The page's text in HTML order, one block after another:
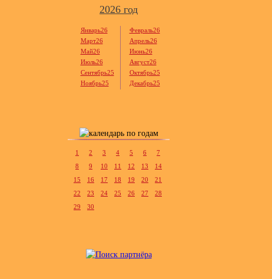
2026 год
Январь26
Февраль26
Март26
Апрель26
Май26
Июнь26
Июль26
Август26
Сентябрь25
Октябрь25
Ноябрь25
Декабрь25
1 2 3 4 5 6
7
8
9 10 11 12 13
14
15
16 17 18 19 20
21
22
23 24 25 26 27
28
29
30